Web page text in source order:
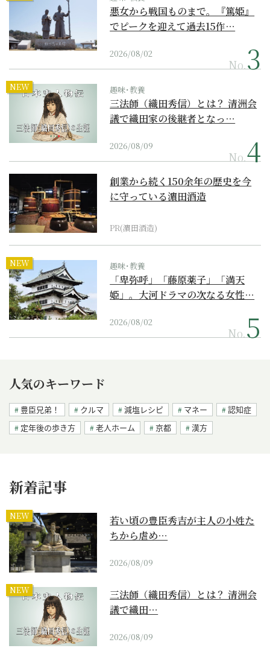
悪女から戦国ものまで。『篤姫』
でピークを迎えて過去15作…
2026/08/02
No.
NEW 趣味･教養
三法師（織田秀信）とは？ 清洲会
議で織田家の後継者となっ…
2026/08/09
No.
創業から続く150余年の歴史を今
に守っている濵田酒造
PR(濵田酒造)
NEW 趣味･教養
「卑弥呼」「藤原薬子」「満天
姫」。大河ドラマの次なる女性…
2026/08/02
No.
人気のキーワード
豊臣兄弟！ クルマ 減塩レシピ マネー
認知症
定年後の歩き方
老人ホーム 京都 漢方
新着記事
NEW
若い頃の豊臣秀吉が主人の小姓た
ちから虐め…
2026/08/09
NEW
三法師（織田秀信）とは？ 清洲会
議で織田…
2026/08/09